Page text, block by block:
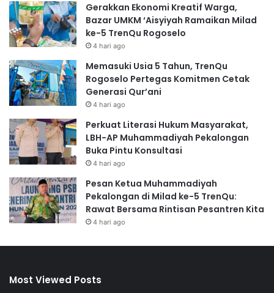
Gerakkan Ekonomi Kreatif Warga,
Bazar UMKM ‘Aisyiyah Ramaikan Milad
ke-5 TrenQu Rogoselo
4 hari ago
Memasuki Usia 5 Tahun, TrenQu
Rogoselo Pertegas Komitmen Cetak
Generasi Qur’ani
4 hari ago
Perkuat Literasi Hukum Masyarakat,
LBH-AP Muhammadiyah Pekalongan
Buka Pintu Konsultasi
4 hari ago
Pesan Ketua Muhammadiyah
Pekalongan di Milad ke-5 TrenQu:
Rawat Bersama Rintisan Pesantren Kita
4 hari ago
Most Viewed Posts